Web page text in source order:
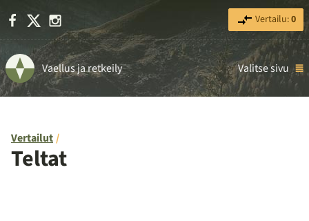
Facebook Instagram Vertailu:0
Vaellus ja retkeily Valitse sivu
Vertailut
Teltat